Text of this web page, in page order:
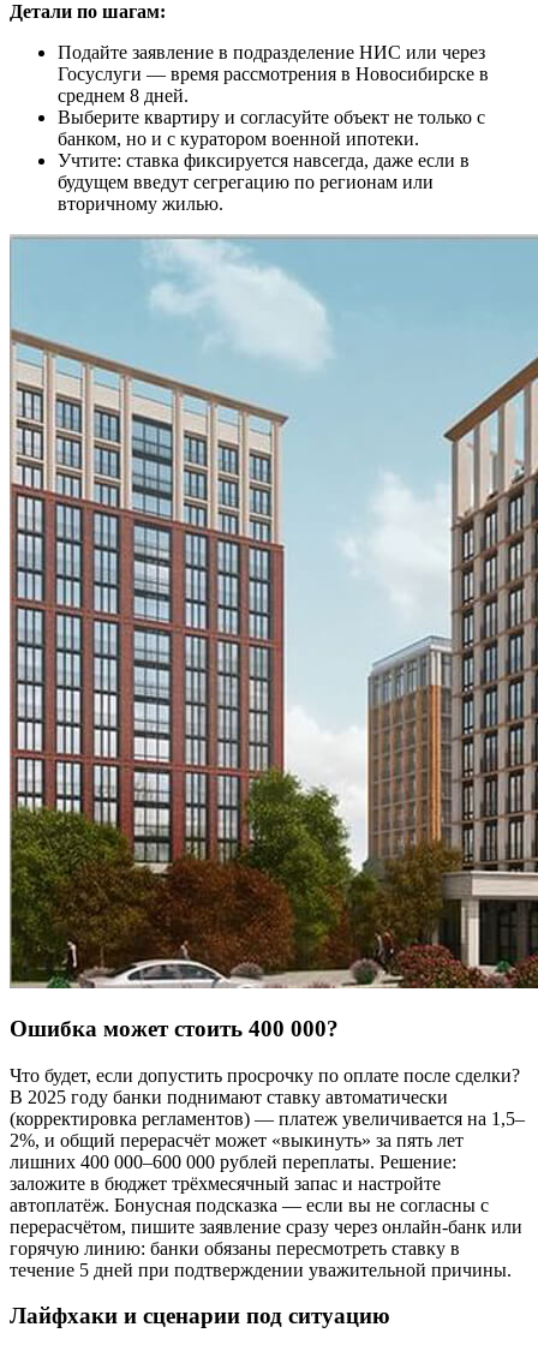
Детали по шагам:
Подайте заявление в подразделение НИС или через
Госуслуги — время рассмотрения в Новосибирске в
среднем 8 дней.
Выберите квартиру и согласуйте объект не только с
банком, но и с куратором военной ипотеки.
Учтите: ставка фиксируется навсегда, даже если в
будущем введут сегрегацию по регионам или
вторичному жилью.
Ошибка может стоить 400 000?
Что будет, если допустить просрочку по оплате после сделки?
В 2025 году банки поднимают ставку автоматически
(корректировка регламентов) — платеж увеличивается на 1,5–
2%, и общий перерасчёт может «выкинуть» за пять лет
лишних 400 000–600 000 рублей переплаты. Решение:
заложите в бюджет трёхмесячный запас и настройте
автоплатёж. Бонусная подсказка — если вы не согласны с
перерасчётом, пишите заявление сразу через онлайн-банк или
горячую линию: банки обязаны пересмотреть ставку в
течение 5 дней при подтверждении уважительной причины.
Лайфхаки и сценарии под ситуацию